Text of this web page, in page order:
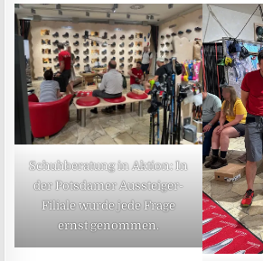
Schuhberatung in Aktion: In
der Potsdamer Aussteiger-
Filiale wurde jede Frage
ernst genommen.